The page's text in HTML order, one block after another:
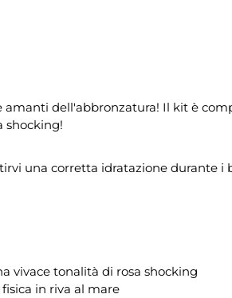
dell'abbronzatura! Il kit è
shocking!
una corretta idratazione durante
vivace tonalità di rosa shocking
in riva al mare